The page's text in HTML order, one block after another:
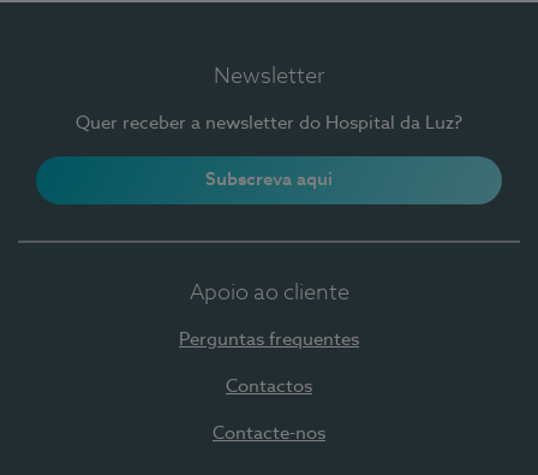
Newsletter
Quer receber a newsletter do Hospital da Luz?
Subscreva aqui
Apoio ao cliente
Perguntas frequentes
Contactos
Contacte-nos